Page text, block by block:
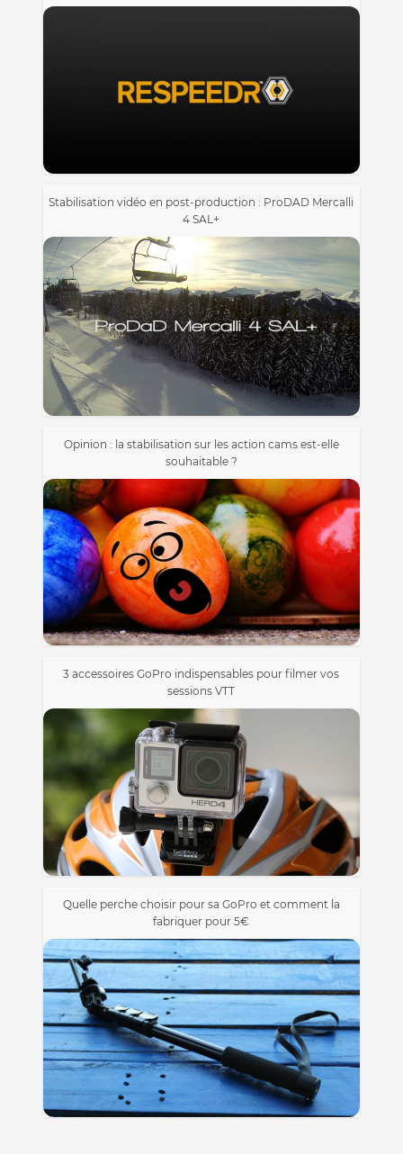
Stabilisation vidéo en post-production : ProDAD Mercalli
4 SAL+
Opinion : la stabilisation sur les action cams est-elle
souhaitable ?
3 accessoires GoPro indispensables pour filmer vos
sessions VTT
Quelle perche choisir pour sa GoPro et comment la
fabriquer pour 5€